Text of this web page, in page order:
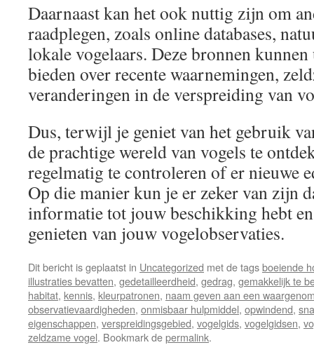
Daarnaast kan het ook nuttig zijn om
raadplegen, zoals online databases,
lokale vogelaars. Deze bronnen
bieden over recente waarnemingen,
veranderingen in de verspreiding van
Dus, terwijl je geniet van het gebruik
de prachtige wereld van vogels te
regelmatig te controleren of er nieuwe
Op die manier kun je er zeker van zijn
informatie tot jouw beschikking hebt
genieten van jouw vogelobservaties.
Dit bericht is geplaatst in Uncategorized met de tagsboeiende
illustraties bevatten, gedetailleerdheid, gedrag, gemakkelijk te
habitat, kennis, kleurpatronen, naam geven aan een
observatievaardigheden, onmisbaar hulpmiddel, opwindend,
eigenschappen, verspreidingsgebied, vogelgids, vogelgidsen,
zeldzame vogel. Bookmark depermalink.